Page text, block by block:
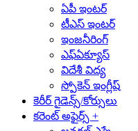
ఏపీ ఇంటర్‌
టీఎస్‌ ఇంటర్‌
ఇంజనీరింగ్‌
ఎఫ్‌ఏక్యూస్
విదేశీ విద్య
స్పోకెన్ ఇంగ్లీష్
కెరీర్‌ గైడెన్స్‌/కోర్సులు
కరెంట్‌ అఫైర్స్‌ +